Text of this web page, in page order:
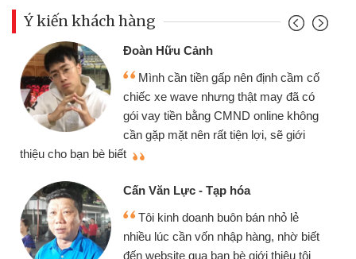
Ý kiến khách hàng
Đoàn Hữu Cảnh
Mình cần tiền gấp nên định cầm cố
chiếc xe wave nhưng thật may đã có
gói vay tiền bằng CMND online không
cần gặp mặt nên rất tiện lợi, sẽ giới
thiệu cho bạn bè biết
Cấn Văn Lực - Tạp hóa
Tôi kinh doanh buôn bán nhỏ lẻ
nhiều lúc cần vốn nhập hàng, nhờ biết
đến website qua bạn bè giới thiệu tôi